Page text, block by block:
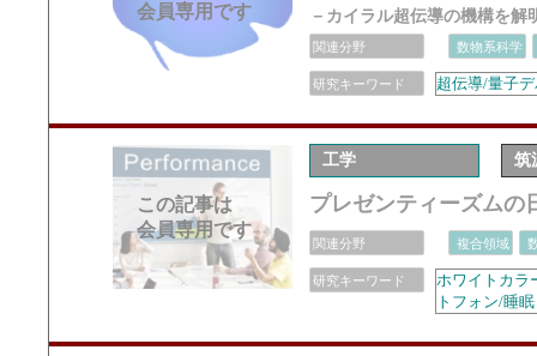
会員専用です
－カイラル超伝導の機構を
関連分野 数物系科学
研究キーワード 超伝導/量子
この記事は
会員専用です
工学 筑
プレゼンティーズムの
関連分野 複合領域
研究キーワード
ホワイトカラ
トフォン/睡眠